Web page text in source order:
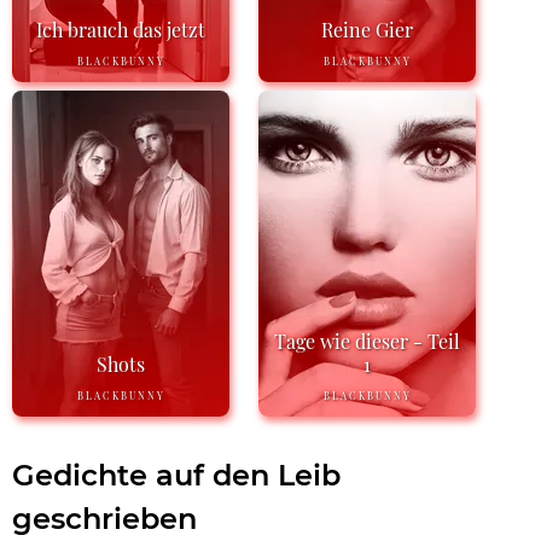
Ich brauch das jetzt
BLACKBUNNY
Reine Gier
BLACKBUNNY
Shots
BLACKBUNNY
Tage wie dieser - Teil
1
BLACKBUNNY
Gedichte auf den Leib
geschrieben